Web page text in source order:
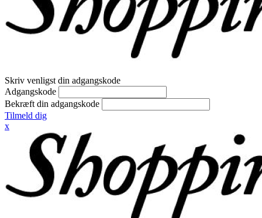
Skriv venligst din adgangskode
Adgangskode
Bekræft din adgangskode
Tilmeld dig
x